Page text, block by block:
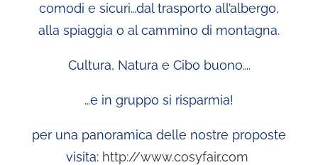
comodi e sicuri…dal trasporto all’albergo,
alla spiaggia o al cammino di montagna.
Cultura, Natura e Cibo buono….
…e in gruppo si risparmia!
per una panoramica delle nostre proposte
visita: http://www.cosyfair.com